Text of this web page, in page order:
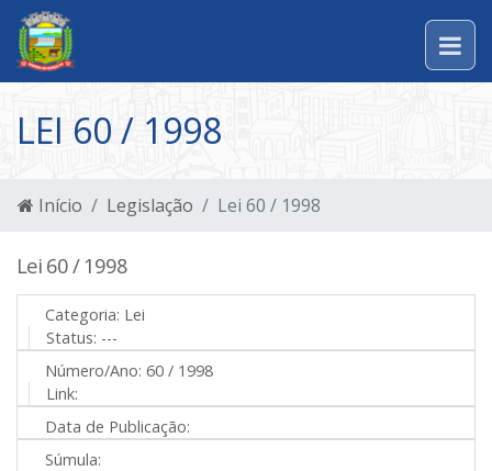
LEI 60 / 1998
Início Legislação Lei 60 / 1998
Lei 60 / 1998
Categoria: Lei
Status: ---
Número/Ano: 60 / 1998
Link:
Data de Publicação:
Súmula: